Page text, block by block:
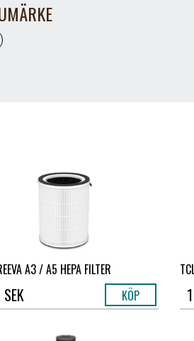
A3 / A5 HEPA FILTER
KÖP